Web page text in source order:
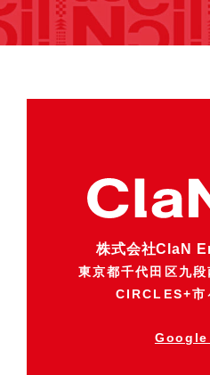
株式会社ClaN
東京都千代田区九
CIRCLES+市
Google